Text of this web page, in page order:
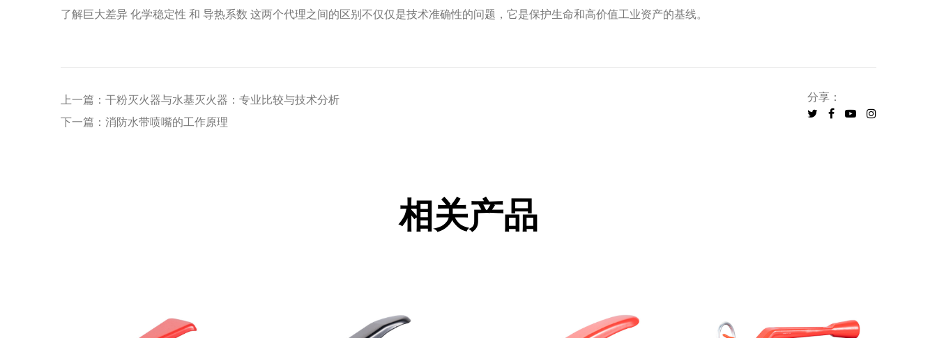
了解巨大差异 化学稳定性 和 导热系数 这两个代理之间的区别不仅仅是技术准确性的问题，它是保护生命和高价值工业资产的基线。
上一篇：干粉灭火器与水基灭火器：专业比较与技术分析
下一篇：消防水带喷嘴的工作原理
分享：
相关产品